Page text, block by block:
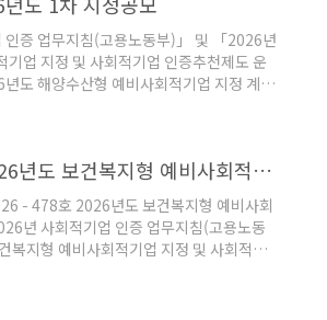
인증 업무지침(고용노동부)」 및 「2026년
기업 지정 및 사회적기업 인증추천제도 운
도 해양수산형 예비사회적기업 지정 계획
다.
subPage.do?menuId=30100 한국
[보건복지부] 2026년도 보건복지형 예비사회적기업 모집 공고
- 478호 2026년도 보건복지형 예비사회
년 사회적기업 인증 업무지침(고용노동
복지형 예비사회적기업 지정 및 사회적기
침」에 따라 2026년도 보건복지형 예비사
음과 같이 공고합니다. 2026년 6월 11일